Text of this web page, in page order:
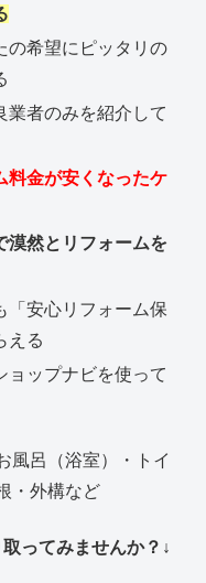
の希望にピッタリの
業者のみを紹介して
料金が安くなったケ
漠然とリフォームを
「安心リフォーム保
える
ョップナビを使って
風呂（浴室）・トイ
・外構など
ってみませんか？↓